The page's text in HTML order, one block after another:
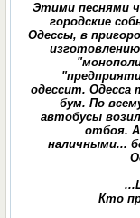
Этими песнями
городские
Одессы, в
одессит. Одесса
бум. По
автобусы
отбоя.
наличными...
Кто